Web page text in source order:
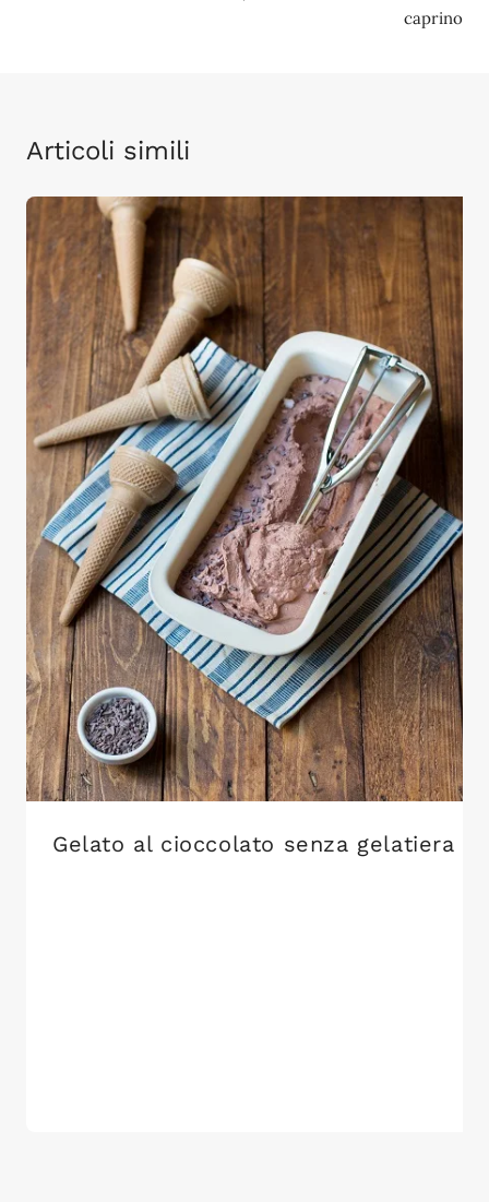
caprino
Articoli simili
Gelato al cioccolato senza gelatiera